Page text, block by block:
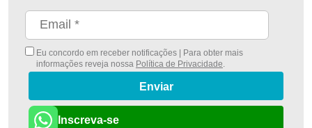
Eu concordo em receber notificações | Para obter mais
informações reveja nossa Política de Privacidade.
Enviar
Inscreva-se